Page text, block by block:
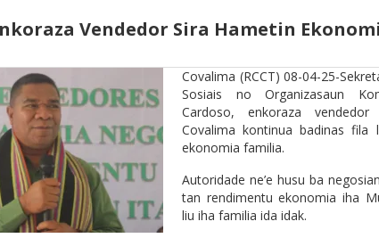
Vendedor Sira Hametin
Covalima (RCCT) 08-04-25-
Sosiais no Organizasaun
Cardoso, enkoraza
Covalima kontinua badinas
ekonomia familia.
Autoridade ne’e husu ba
tan rendimentu ekonomia iha
liu iha familia ida idak.